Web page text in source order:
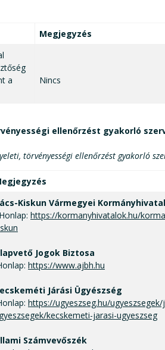
Megjegyzés
a
Nincs
ellenőrzést gyakorló
törvényességi ellenőrzést gyakorló
Kiskun Vármegyei Kormányhivatal
Honlap: https://kormanyhivatalok.hu/
Jogok Biztosa
https://www.ajbh.hu
Járási Ügyészség
https://ugyeszseg.hu/ugyeszsegek/
kecskemeti-jarasi-ugyeszseg
Számvevőszék